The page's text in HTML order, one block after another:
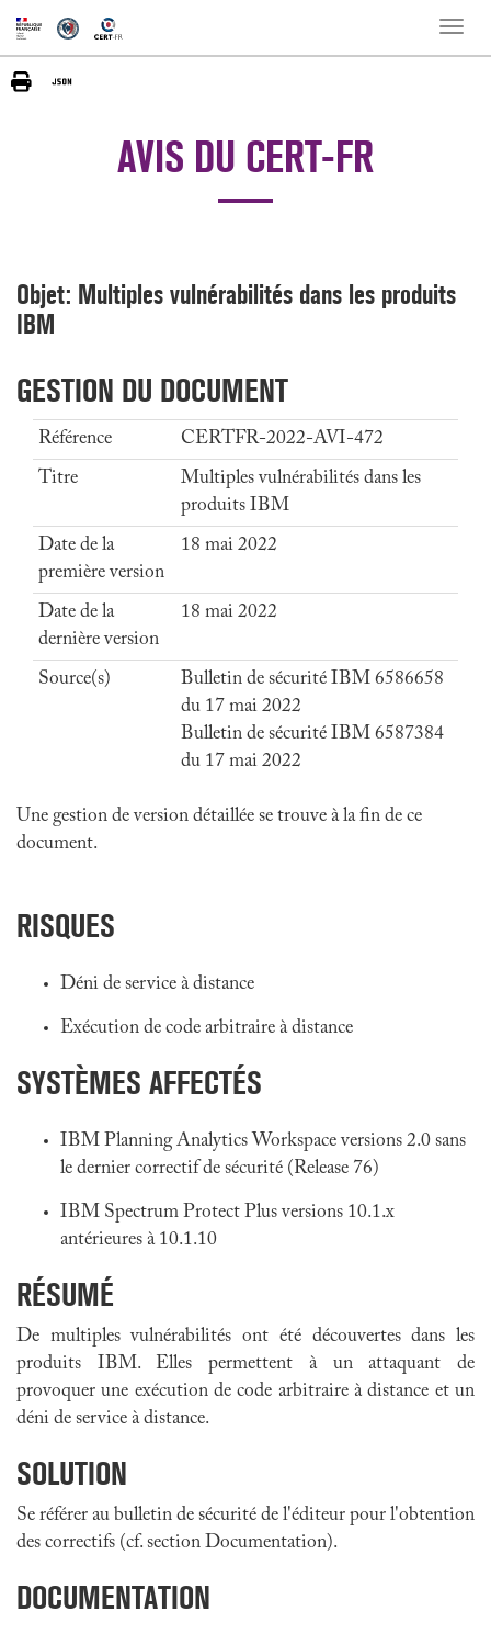
Toggle
AVIS DU CERT-FR
Objet: Multiples vulnérabilités dans les produits
IBM
GESTION DU DOCUMENT
Référence
CERTFR-2022-AVI-472
Titre
Multiples vulnérabilités dans les
produits IBM
Date de la
première version
18 mai 2022
Date de la
dernière version
18 mai 2022
Source(s)
Bulletin de sécurité IBM 6586658
du 17 mai 2022
Bulletin de sécurité IBM 6587384
du 17 mai 2022
Une gestion de version détaillée se trouve à la fin de ce
document.
RISQUES
Déni de service à distance
Exécution de code arbitraire à distance
SYSTÈMES AFFECTÉS
IBM Planning Analytics Workspace versions 2.0 sans
le dernier correctif de sécurité (Release 76)
IBM Spectrum Protect Plus versions 10.1.x
antérieures à 10.1.10
RÉSUMÉ
De multiples vulnérabilités ont été découvertes dans les
produits IBM. Elles permettent à un attaquant de
provoquer une exécution de code arbitraire à distance et un
déni de service à distance.
SOLUTION
Se référer au bulletin de sécurité de l'éditeur pour l'obtention
des correctifs (cf. section Documentation).
DOCUMENTATION